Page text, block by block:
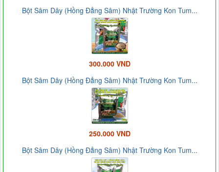
Bột Sâm Dây (Hồng Đẳng Sâm) Nhật Trường Kon Tum...
300.000 VND
Bột Sâm Dây (Hồng Đẳng Sâm) Nhật Trường Kon Tum...
250.000 VND
Bột Sâm Dây (Hồng Đẳng Sâm) Nhật Trường Kon Tum...